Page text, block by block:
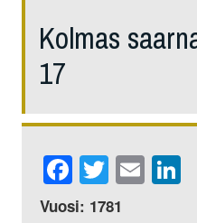
Kolmas
17
Facebook
Twitter
Email
Vuosi: 1781